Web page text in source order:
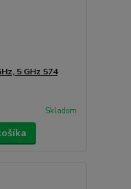
5 GHz 574
Skladom